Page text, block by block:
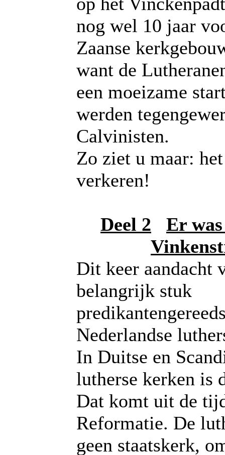
nog wel 10 jaar
Zaanse
want de
een moeizame
werden
Calvinisten.
Zo ziet u maar:
verkeren!
Deel 2 Er w
Dit keer aandacht
belangrijk stuk
Nederlandse
In Duitse en
lutherse kerken is
Dat komt uit de
Reformatie. De
geen staatskerk,